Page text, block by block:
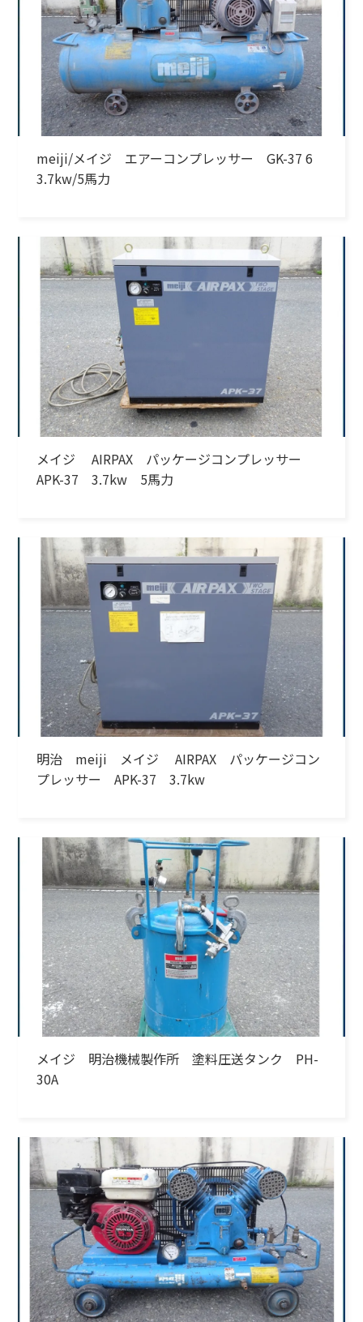
meiji/メイジ エアーコンプレッサー GK-37 6
3.7kw/5馬力
メイジ AIRPAX パッケージコンプレッサー
APK-37 3.7kw 5馬力
明治 meiji メイジ AIRPAX パッケージコン
プレッサー APK-37 3.7kw
メイジ 明治機械製作所 塗料圧送タンク PH-
30A